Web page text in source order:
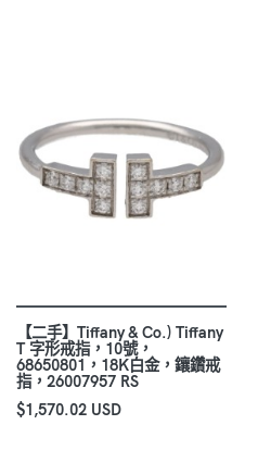
【二手】Tiffany & Co.) Tiffany
T 字形戒指，10號，
68650801，18K白金，鑲鑽戒
指，26007957 RS
$1,570.02 USD